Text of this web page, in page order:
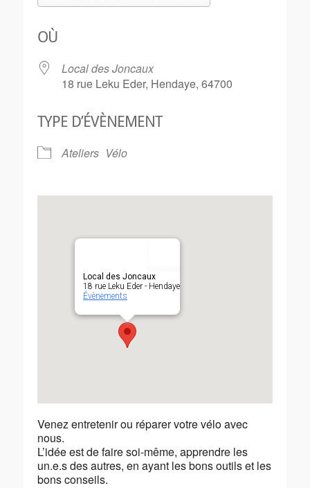
OÙ
Local des Joncaux
18 rue Leku Eder, Hendaye, 64700
TYPE D’ÉVÈNEMENT
Ateliers Vélo
Local des Joncaux
18 rue Leku Eder - Hendaye
Évènements
Venez entretenir ou réparer votre vélo avec
nous.
L’idée est de faire soi-même, apprendre les
un.e.s des autres, en ayant les bons outils et les
bons conseils.